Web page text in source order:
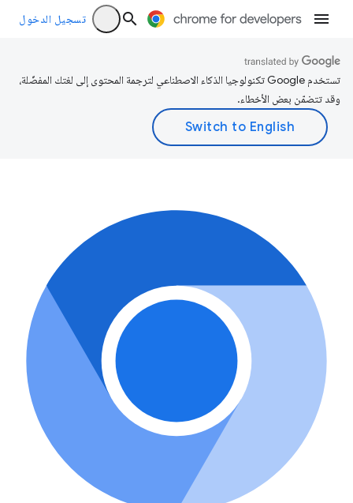
تسجيل الدخول
تستخدم Google تكنولوجيا الذكاء الاصطناعي لترجمة المحتوى إلى لغتك المفضّلة،
وقد تتضمّن بعض الأخطاء.